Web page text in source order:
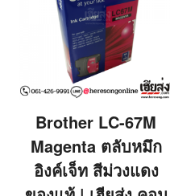
Brother LC-67M
Magenta ตลับหมึก
อิงค์เจ็ท สีม่วงแดง